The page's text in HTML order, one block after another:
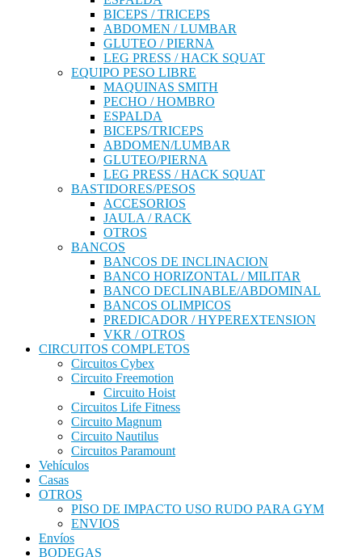
BICEPS / TRICEPS
ABDOMEN / LUMBAR
GLUTEO / PIERNA
LEG PRESS / HACK SQUAT
EQUIPO PESO LIBRE
MAQUINAS SMITH
PECHO / HOMBRO
ESPALDA
BICEPS/TRICEPS
ABDOMEN/LUMBAR
GLUTEO/PIERNA
LEG PRESS / HACK SQUAT
BASTIDORES/PESOS
ACCESORIOS
JAULA / RACK
OTROS
BANCOS
BANCOS DE INCLINACION
BANCO HORIZONTAL / MILITAR
BANCO DECLINABLE/ABDOMINAL
BANCOS OLIMPICOS
PREDICADOR / HYPEREXTENSION
VKR / OTROS
CIRCUITOS COMPLETOS
Circuitos Cybex
Circuito Freemotion
Circuito Hoist
Circuitos Life Fitness
Circuito Magnum
Circuito Nautilus
Circuitos Paramount
Vehículos
Casas
OTROS
PISO DE IMPACTO USO RUDO PARA GYM
ENVIOS
Envíos
BODEGAS